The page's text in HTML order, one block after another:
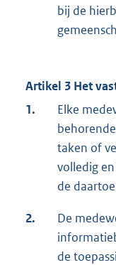
bij de
Artikel 3 Het
1.
Elke
taken of
volledig
de
2.
De
de